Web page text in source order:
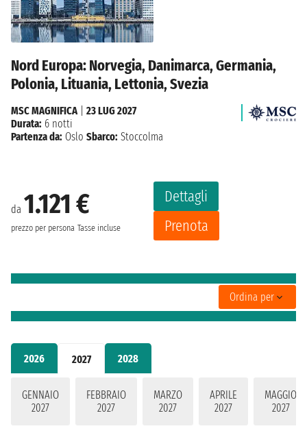
2026 2027 2028
GENNAIO
2027
FEBBRAIO
2027
MARZO
2027
APRILE
2027
MAGGIO
2027
Nord Europa: Norvegia, Danimarca, Germania,
Polonia, Lituania, Lettonia, Svezia
da 1.121 €
prezzo per persona Tasse incluse
Dettagli
Prenota
MSC MAGNIFICA| 23 LUG 2027
Durata: 6 notti
Partenza da: Oslo Sbarco: Stoccolma
Ordina per